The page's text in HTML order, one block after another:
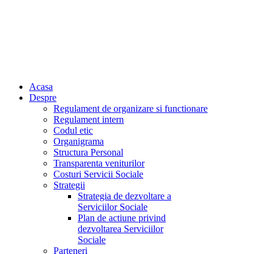
Acasa
Despre
Regulament de organizare si functionare
Regulament intern
Codul etic
Organigrama
Structura Personal
Transparenta veniturilor
Costuri Servicii Sociale
Strategii
Strategia de dezvoltare a
Serviciilor Sociale
Plan de actiune privind
dezvoltarea Serviciilor
Sociale
Parteneri